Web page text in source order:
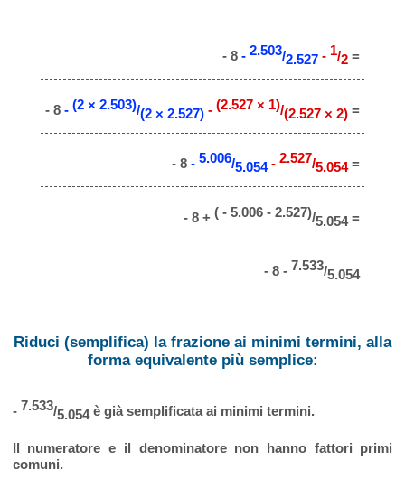
- 8 - 2.503/2.527 - 1/2 =
- 8 - (2 × 2.503)/(2 × 2.527) - (2.527 × 1)/(2.527 × 2) =
- 8 - 5.006/5.054 - 2.527/5.054 =
- 8 + ( - 5.006 - 2.527)/5.054 =
- 8 - 7.533/5.054
Riduci (semplifica) la frazione ai minimi termini, alla
forma equivalente più semplice:
- 7.533/5.054 è già semplificata ai minimi termini.
Il numeratore e il denominatore non hanno fattori primi
comuni.